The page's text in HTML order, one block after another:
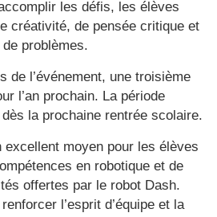
les défis, les élèves
créativité, de pensée critique et
problèmes.
de l’événement, une troisième
l’an prochain. La période
la prochaine rentrée scolaire.
moyen pour les élèves
en robotique et de
offertes par le robot Dash.
l’esprit d’équipe et la